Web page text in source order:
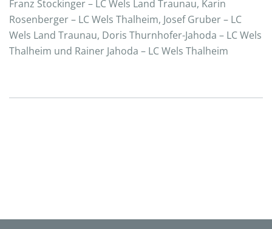
Franz Stockinger – LC Wels Land Traunau, Karin
Rosenberger – LC Wels Thalheim, Josef Gruber – LC
Wels Land Traunau, Doris Thurnhofer-Jahoda – LC Wels
Thalheim und Rainer Jahoda – LC Wels Thalheim